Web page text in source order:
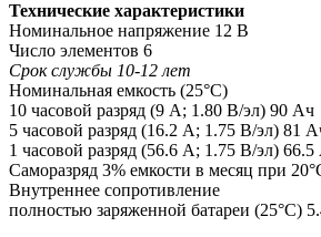
Технические характеристики
Номинальное напряжение 12 В
Число элементов 6
Срок службы 10-12 лет
Номинальная емкость (25°С)
10 часовой разряд (9 А; 1.80 В/эл) 90 Ач
5 часовой разряд (16.2 А; 1.75 В/эл) 81
1 часовой разряд (56.6 А; 1.75 В/эл)
Саморазряд 3% емкости в месяц при
Внутреннее сопротивление
полностью заряженной батареи (25°С)